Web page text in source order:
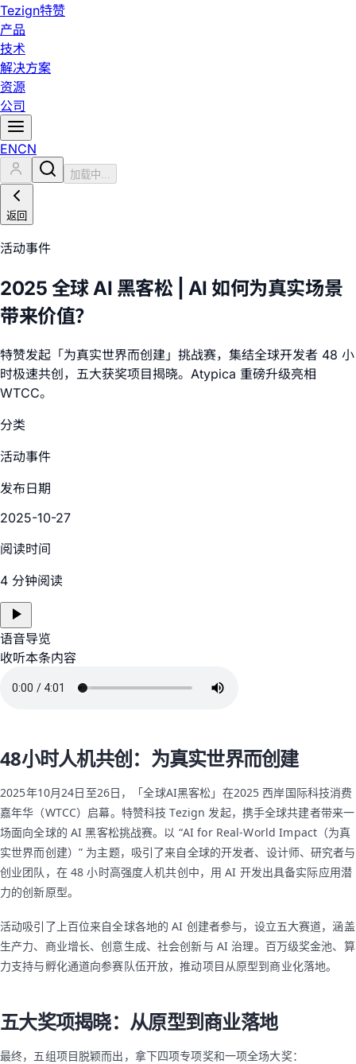
Tezign特赞
产品
技术
解决方案
资源
公司
ENCN
加载中...
返回
活动事件
2025 全球 AI 黑客松 | AI 如何为真实场景
带来价值？
特赞发起「为真实世界而创建」挑战赛，集结全球开发者 48 小
时极速共创，五大获奖项目揭晓。Atypica 重磅升级亮相
WTCC。
分类
活动事件
发布日期
2025-10-27
阅读时间
4 分钟阅读
语音导览
收听本条内容
48小时人机共创：为真实世界而创建
2025年10月24日至26日，「全球AI黑客松」在2025 西岸国际科技消费
嘉年华（WTCC）启幕。特赞科技 Tezign 发起，携手全球共建者带来一
场面向全球的 AI 黑客松挑战赛。以 “AI for Real-World Impact（为真
实世界而创建）” 为主题，吸引了来自全球的开发者、设计师、研究者与
创业团队，在 48 小时高强度人机共创中，用 AI 开发出具备实际应用潜
力的创新原型。
活动吸引了上百位来自全球各地的 AI 创建者参与，设立五大赛道，涵盖
生产力、商业增长、创意生成、社会创新与 AI 治理。百万级奖金池、算
力支持与孵化通道向参赛队伍开放，推动项目从原型到商业化落地。
五大奖项揭晓：从原型到商业落地
最终，五组项目脱颖而出，拿下四项专项奖和一项全场大奖：